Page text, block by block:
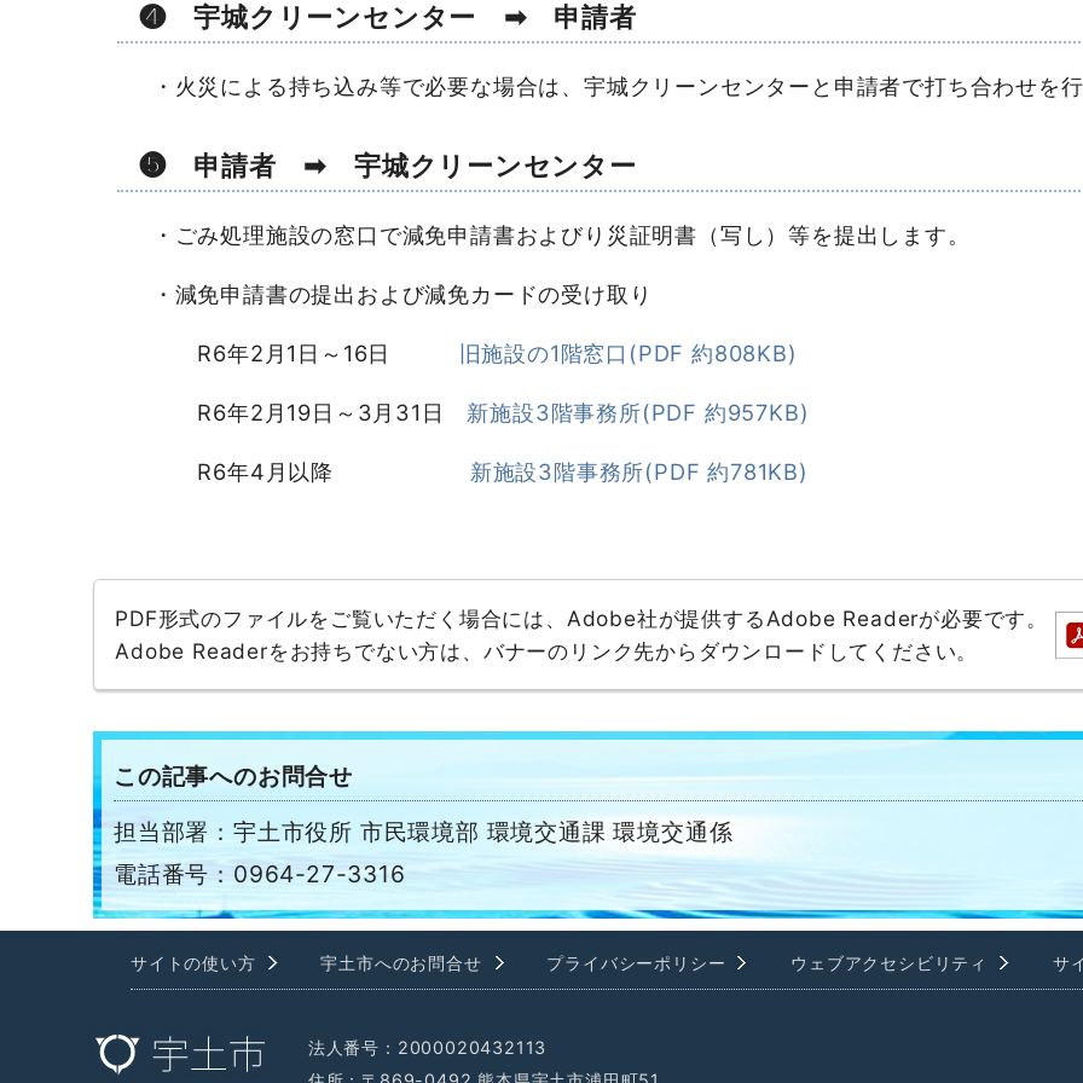
❹ 宇城クリーンセンター ➡ 申請者
・火災による持ち込み等で必要な場合は、宇城クリーンセンターと申請者で打ち合わせを
❺ 申請者 ➡ 宇城クリーンセンター
・ごみ処理施設の窓口で減免申請書およびり災証明書（写し）等を提出します。
・減免申請書の提出および減免カードの受け取り
R6年2月1日～16日 旧施設の1階窓口(PDF 約808KB)
R6年2月19日～3月31日 新施設3階事務所(PDF 約957KB)
R6年4月以降 新施設3階事務所(PDF 約781KB)
PDF形式のファイルをご覧いただく場合には、Adobe社が提供するAdobe Readerが必要です。
Adobe Readerをお持ちでない方は、バナーのリンク先からダウンロードしてください。
この記事へのお問合せ
担当部署：宇土市役所 市民環境部 環境交通課 環境交通係
電話番号：0964-27-3316
サイトの使い方 宇土市へのお問合せ プライバシーポリシー ウェブアクセシビリティ サ
法人番号：2000020432113